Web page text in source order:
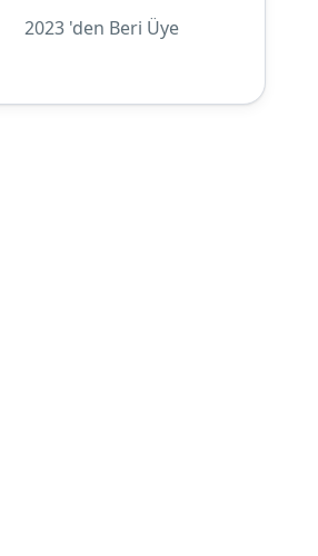
2023 'den Beri Üye